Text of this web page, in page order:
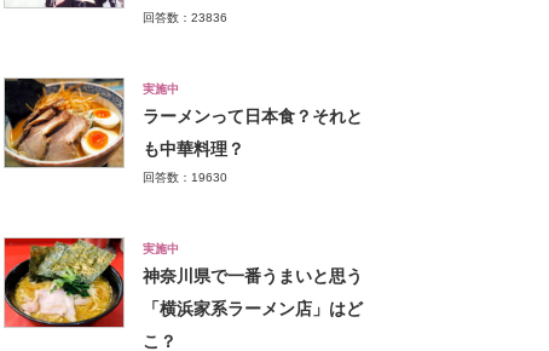
回答数：23836
実施中
ラーメンって日本食？それと
も中華料理？
回答数：19630
実施中
神奈川県で一番うまいと思う
「横浜家系ラーメン店」はど
こ？